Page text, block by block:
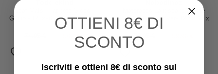
Grigio - 128x96 cm - Cotone Bio
- Il Match Perfetto per il tuo
56,21 €
Materasso Landscape Waffle
Floor - Righe Vetiver- 120 x 60 x
4 cm - Cotone Bio
79,95 €
OTTIENI 8€ DI
SCONTO
Iscriviti e ottieni 8€ di sconto sul